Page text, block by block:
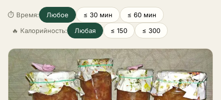
⏱ Время: Любое ≤ 30 мин
≤ 60 мин
🔥 Калорийность:
Любая ≤ 150 ≤ 300